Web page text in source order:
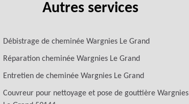
Autres services
Débistrage de cheminée Wargnies Le Grand
Réparation cheminée Wargnies Le Grand
Entretien de cheminée Wargnies Le Grand
Couvreur pour nettoyage et pose de gouttière Wargnies